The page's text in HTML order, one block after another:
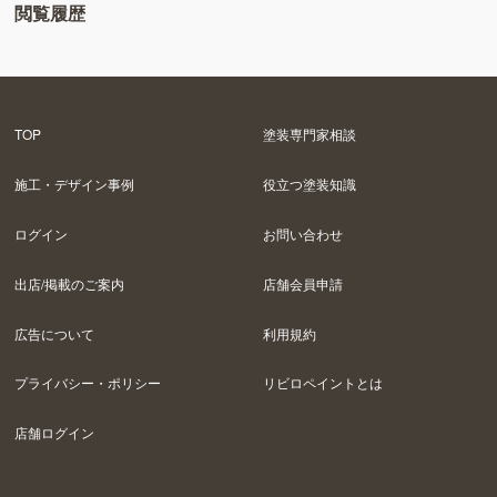
閲覧履歴
TOP 塗装専門家相談
施工・デザイン事例 役立つ塗装知識
ログイン お問い合わせ
出店/掲載のご案内 店舗会員申請
広告について 利用規約
プライバシー・ポリシー リビロペイントとは
店舗ログイン